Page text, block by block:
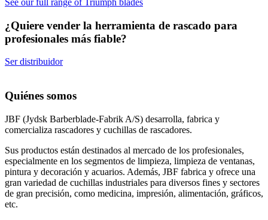
See our full range of Triumph blades
¿Quiere vender la herramienta de rascado para
profesionales más fiable?
Ser distribuidor
Quiénes somos
JBF (Jydsk Barberblade-Fabrik A/S) desarrolla, fabrica y
comercializa rascadores y cuchillas de rascadores.
Sus productos están destinados al mercado de los profesionales,
especialmente en los segmentos de limpieza, limpieza de ventanas,
pintura y decoración y acuarios. Además, JBF fabrica y ofrece una
gran variedad de cuchillas industriales para diversos fines y sectores
de gran precisión, como medicina, impresión, alimentación, gráficos,
etc.